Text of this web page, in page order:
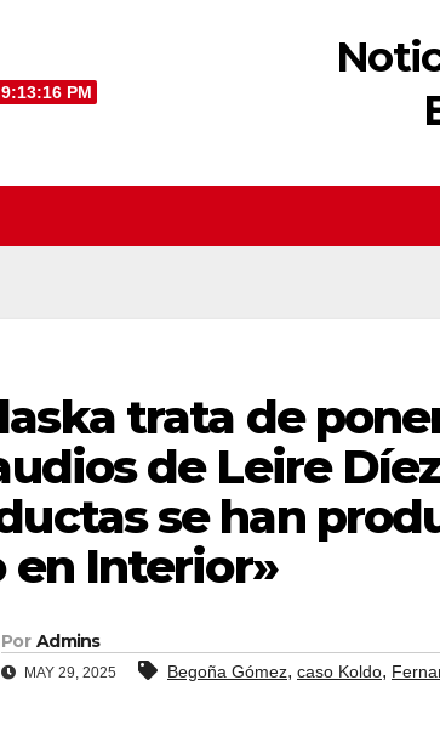
9:13:17 PM
trata de
de Leire
se han
en Interior»
Por Admins
MAY 29, 2025 Begoña Gómez, caso Koldo,